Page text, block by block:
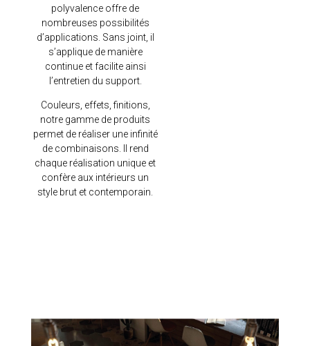
polyvalence offre de
nombreuses possibilités
d’applications. Sans joint, il
s’applique de manière
continue et facilite ainsi
l’entretien du support.
Couleurs, effets, finitions,
notre gamme de produits
permet de réaliser une infinité
de combinaisons. Il rend
chaque réalisation unique et
confère aux intérieurs un
style brut et contemporain.